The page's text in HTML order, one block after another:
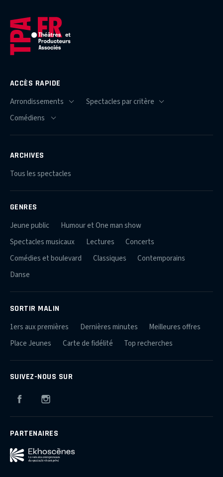
ACCÈS RAPIDE
ARCHIVES
Tous les spectacles
GENRES
Jeune public
Humour et One man show
Spectacles musicaux
Lectures
Concerts
Comédies et boulevard
Classiques
Contemporains
Danse
SORTIR MALIN
1ers aux premières Dernières minutes
Meilleures offres
Place Jeunes
Carte de fidélité Top recherches
SUIVEZ-NOUS SUR
Facebook
PARTENAIRES